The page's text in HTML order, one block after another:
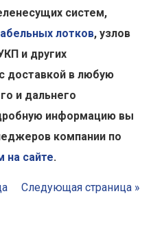
систем,
лотков, узлов
и других
доставкой в любую
и дальнего
информацию вы
компании по
на сайте.
Следующая страница »